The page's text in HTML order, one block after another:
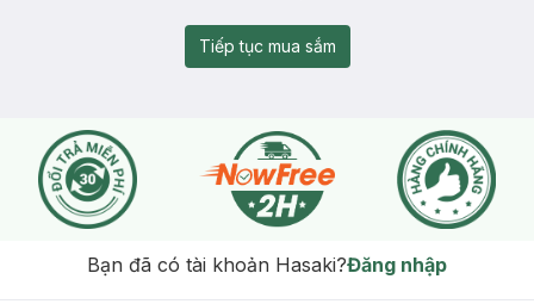
Tiếp tục mua sắm
Bạn đã có tài khoản Hasaki?Đăng nhập